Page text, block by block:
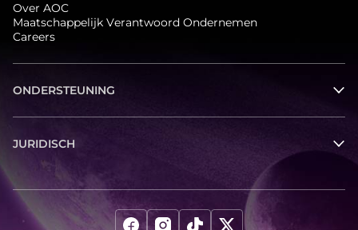
Over AOC
Maatschappelijk Verantwoord Ondernemen
Careers
ONDERSTEUNING
JURIDISCH